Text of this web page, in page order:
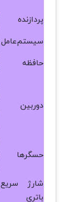
پردازنده
سیستم‌عامل
حافظه
دوربین
حسگرها
شارژ سریع
باتری